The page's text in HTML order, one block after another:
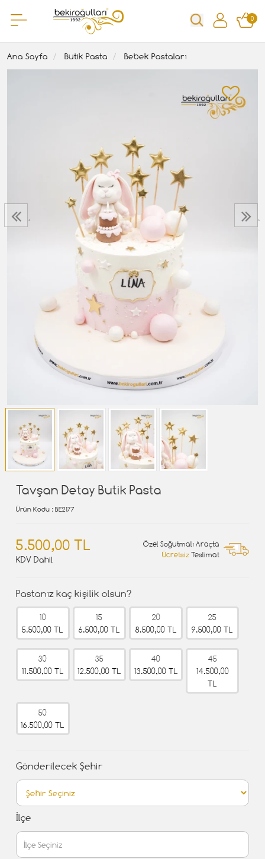
0
Ana Sayfa Butik Pasta Bebek Pastaları
‹ ›
Tavşan Detay Butik Pasta
Ürün Kodu : BE2177
5.500,00 TL
KDV Dahil
Özel Soğutmalı Araçta
Ücretsiz Teslimat
Pastanız kaç kişilik olsun?
10
5.500,00 TL
15
6.500,00 TL
20
8.500,00 TL
25
9.500,00 TL
30
11.500,00 TL
35
12.500,00 TL
40
13.500,00 TL
45
14.500,00
TL
50
16.500,00 TL
Gönderilecek Şehir
İlçe